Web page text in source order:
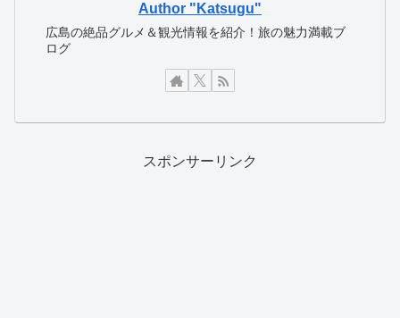
Author "Katsugu"
広島の絶品グルメ＆観光情報を紹介！旅の魅力満載ブ
ログ
スポンサーリンク